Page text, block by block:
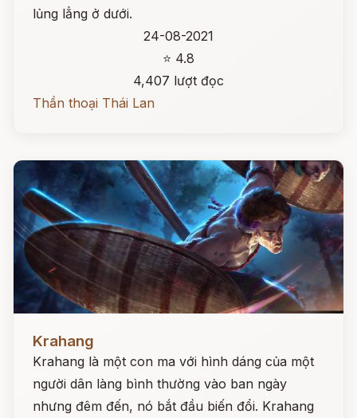
lủng lẳng ở dưới.
24-08-2021
⭐ 4.8
4,407 lượt đọc
Thần thoại Thái Lan
Krahang
Krahang là một con ma với hình dáng của một
người dân làng bình thường vào ban ngày
nhưng đêm đến, nó bắt đầu biến đổi. Krahang